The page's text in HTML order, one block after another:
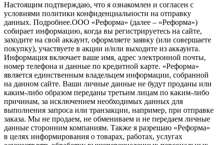
Настоящим подтверждаю, что я ознакомлен и согласен с
условиями политики конфиденциальности на отправку
данных. Подробнее.ООО «Реформа» (далее – «Реформа»)
собирает информацию, когда вы регистрируетесь на сайте,
заходите на свой аккаунт, оформляете заявку (или совершаете
покупку), участвуете в акции и/или выходите из аккаунта.
Информация включает ваше имя, адрес электронной почты,
номер телефона и данные по кредитной карте. «Реформа»
является единственным владельцем информации, собранной
на данном сайте. Ваши личные данные не будут проданы или
каким-либо образом переданы третьим лицам по каким-либо
причинам, за исключением необходимых данных для
выполнения запроса или транзакции, например, при отправке
заказа. Мы не продаем, не обмениваем и не передаем личные
данные сторонним компаниям. Также я разрешаю «Реформа»
в целях информирования о товарах, работах, услугах